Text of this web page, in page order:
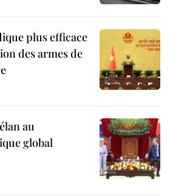
plus efficace
des armes de
au
global